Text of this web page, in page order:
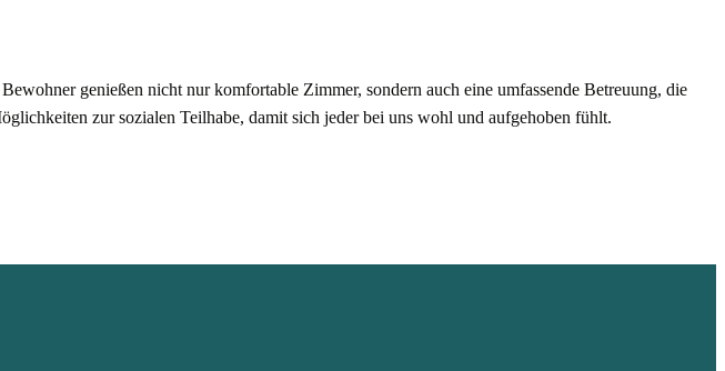
genießen nicht nur komfortable Zimmer, sondern auch eine umfassende Betreuung, die
zur sozialen Teilhabe, damit sich jeder bei uns wohl und aufgehoben fühlt.